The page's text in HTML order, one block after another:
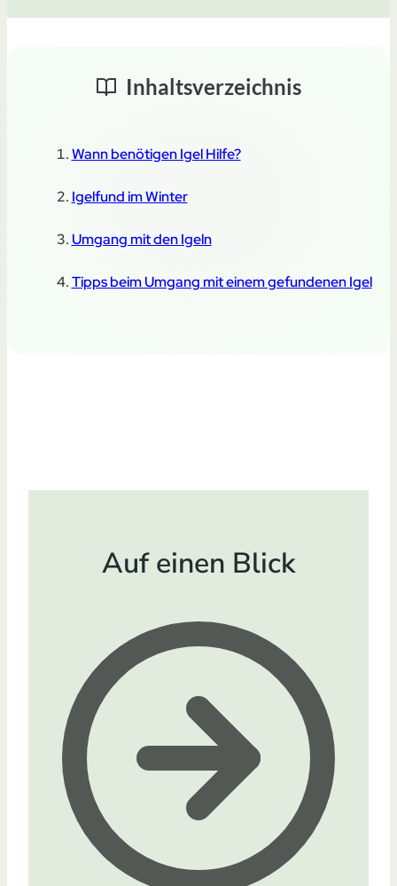
Inhaltsverzeichnis
Wann benötigen Igel Hilfe?
Igelfund im Winter
Umgang mit den Igeln
Tipps beim Umgang mit einem gefundenen Igel
Auf einen Blick